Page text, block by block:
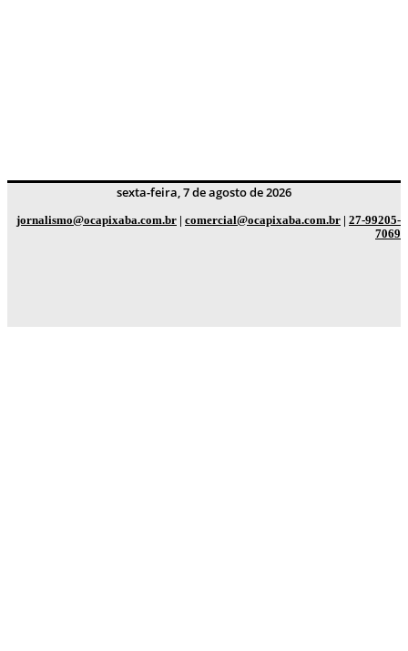
sexta-feira, 7 de agosto de 2026
jornalismo@ocapixaba.com.br | comercial@ocapixaba.com.br | 27-99205-
7069